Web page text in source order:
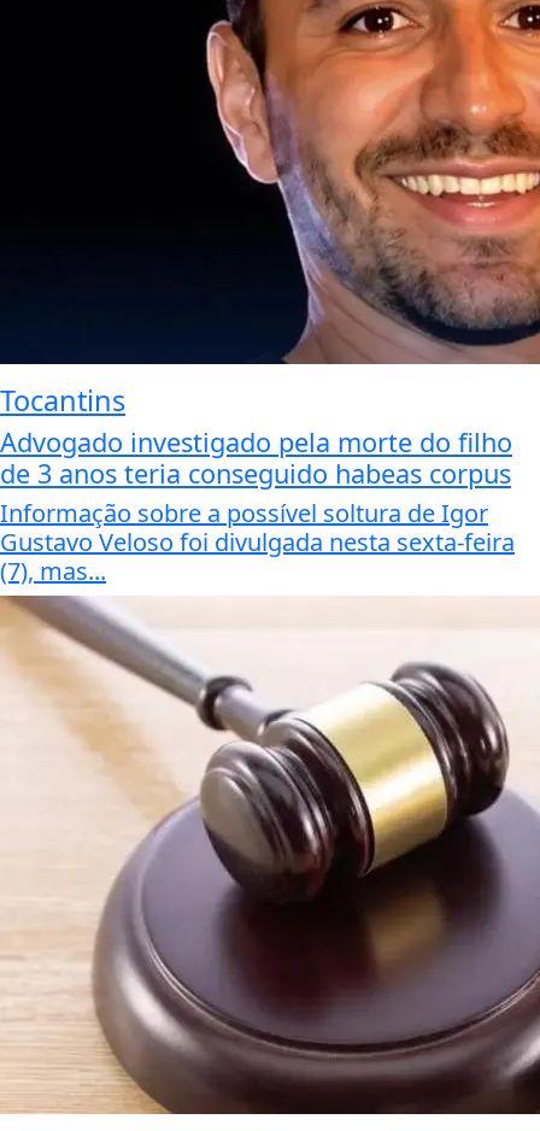
Tocantins
Advogado investigado pela morte do filho
de 3 anos teria conseguido habeas corpus
Informação sobre a possível soltura de Igor
Gustavo Veloso foi divulgada nesta sexta-feira
(7), mas...